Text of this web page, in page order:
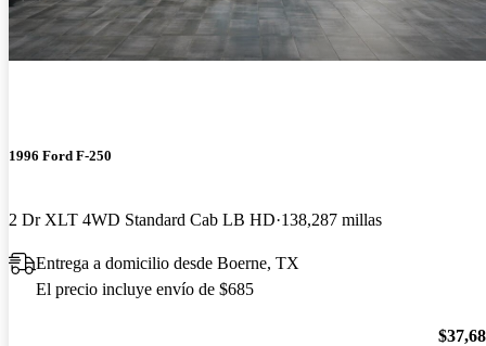
1996 Ford F-250
2 Dr XLT 4WD Standard Cab LB HD 138,287 millas
Entrega a domicilio desde Boerne, TX
El precio incluye envío de $685